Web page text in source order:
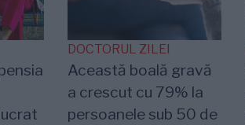
DOCTORUL ZILEI
Această boală gravă
a crescut cu 79% la
persoanele sub 50 de